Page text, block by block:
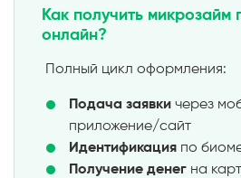
Как получить микрозайм
онлайн?
Полный цикл оформления:
Подача заявки через
приложение/сайт
Идентификация по
Получение денег на